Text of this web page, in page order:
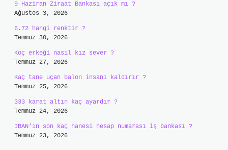
9 Haziran Ziraat Bankası açık mı ?
Ağustos 3, 2026
6.72 hangi renktir ?
Temmuz 30, 2026
Koç erkeği nasıl kız sever ?
Temmuz 27, 2026
Kaç tane uçan balon insanı kaldırır ?
Temmuz 25, 2026
333 karat altın kaç ayardır ?
Temmuz 24, 2026
IBAN’ın son kaç hanesi hesap numarası iş bankası ?
Temmuz 23, 2026